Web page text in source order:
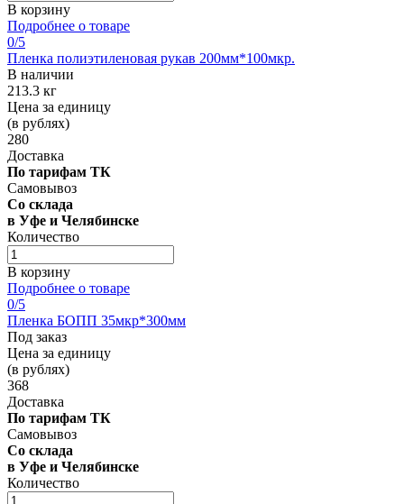
В корзину
Подробнее о товаре
0/5
Пленка полиэтиленовая рукав 200мм*100мкр.
В наличии
213.3 кг
Цена за единицу
(в рублях)
280
Доставка
По тарифам ТК
Самовывоз
Со склада
в Уфе и Челябинске
Количество
В корзину
Подробнее о товаре
0/5
Пленка БОПП 35мкр*300мм
Под заказ
Цена за единицу
(в рублях)
368
Доставка
По тарифам ТК
Самовывоз
Со склада
в Уфе и Челябинске
Количество